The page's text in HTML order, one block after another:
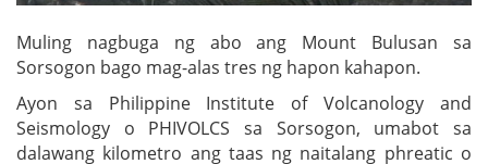
Muling nagbuga ng abo ang Mount Bulusan sa
Sorsogon bago mag-alas tres ng hapon kahapon.
Ayon sa Philippine Institute of Volcanology and
Seismology o PHIVOLCS sa Sorsogon, umabot sa
dalawang kilometro ang taas ng naitalang phreatic o